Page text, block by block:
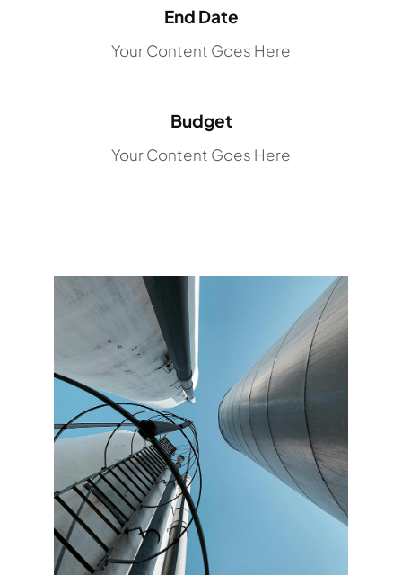
End Date
Your Content Goes Here
Budget
Your Content Goes Here